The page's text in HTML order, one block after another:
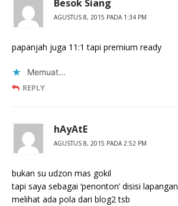
Besok Siang
AGUSTUS 8, 2015 PADA 1:34 PM
papanjah juga 11:1 tapi premium ready
Memuat...
REPLY
hAyAtE
AGUSTUS 8, 2015 PADA 2:52 PM
bukan su udzon mas gokil
tapi saya sebagai ‘penonton’ disisi lapangan
melihat ada pola dari blog2 tsb